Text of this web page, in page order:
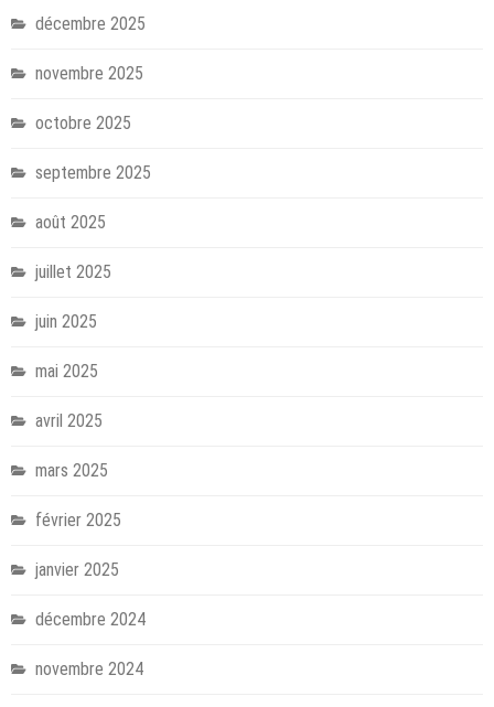
décembre 2025
novembre 2025
octobre 2025
septembre 2025
août 2025
juillet 2025
juin 2025
mai 2025
avril 2025
mars 2025
février 2025
janvier 2025
décembre 2024
novembre 2024